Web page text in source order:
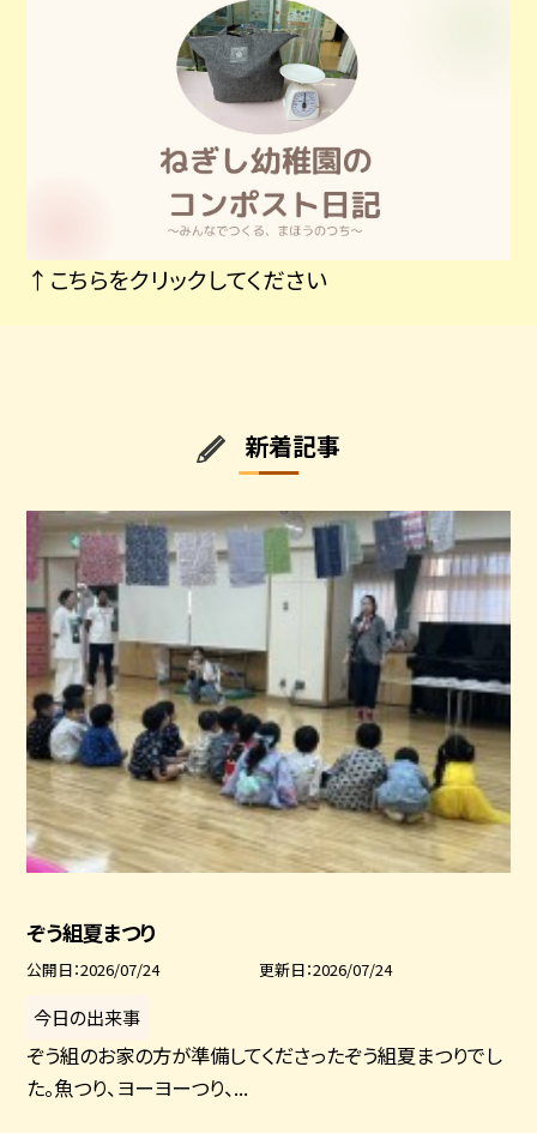
↑こちらをクリックしてください
新着記事
ぞう組夏まつり
公開日 2026/07/24 更新日 2026/07/24
今日の出来事
ぞう組のお家の方が準備してくださったぞう組夏まつりでし
た。魚つり、ヨーヨーつり、...